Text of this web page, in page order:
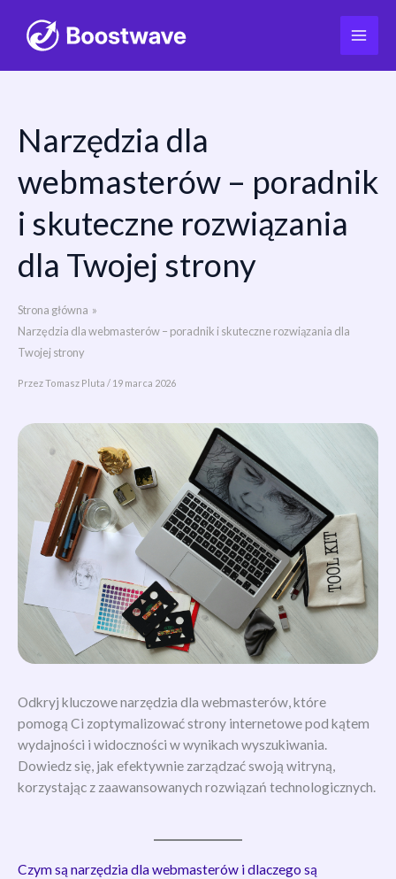
PrzejdźNarzędzia dla
webmasterów – poradnik
i skuteczne rozwiązania
dla Twojej strony
Strona główna
Narzędzia dla webmasterów – poradnik i skuteczne rozwiązania dla
Twojej strony
PrzezTomasz Pluta / 19 marca 2026
Odkryj kluczowe narzędzia dla webmasterów, które
pomogą Ci zoptymalizować strony internetowe pod kątem
wydajności i widoczności w wynikach wyszukiwania.
Dowiedz się, jak efektywnie zarządzać swoją witryną,
korzystając z zaawansowanych rozwiązań technologicznych.
Czym są narzędzia dla webmasterów i dlaczego są